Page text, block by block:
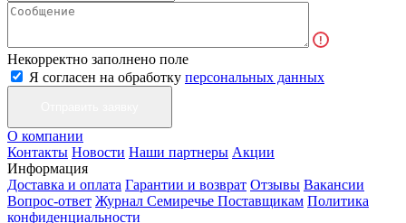
Некорректно заполнено поле
Я согласен на обработку персональных данных
О компании
Контакты Новости Наши партнеры Акции
Информация
Доставка и оплата Гарантии и возврат Отзывы Вакансии
Вопрос-ответ Журнал Семиречье Поставщикам Политика
конфиденциальности